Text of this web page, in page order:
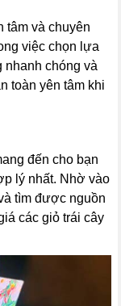
tâm và chuyên
việc chọn lựa
nhanh chóng và
toàn yên tâm khi
đến cho bạn
lý nhất. Nhờ vào
tìm được nguồn
các giỏ trái cây